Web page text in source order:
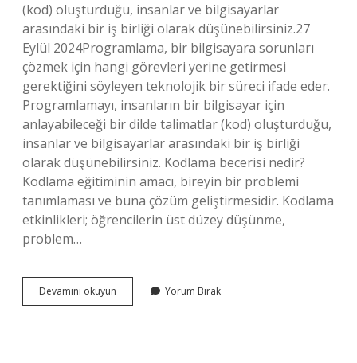
(kod) oluşturduğu, insanlar ve bilgisayarlar
arasındaki bir iş birliği olarak düşünebilirsiniz.27
Eylül 2024Programlama, bir bilgisayara sorunları
çözmek için hangi görevleri yerine getirmesi
gerektiğini söyleyen teknolojik bir süreci ifade eder.
Programlamayı, insanların bir bilgisayar için
anlayabileceği bir dilde talimatlar (kod) oluşturduğu,
insanlar ve bilgisayarlar arasındaki bir iş birliği
olarak düşünebilirsiniz. Kodlama becerisi nedir?
Kodlama eğitiminin amacı, bireyin bir problemi
tanımlaması ve buna çözüm geliştirmesidir. Kodlama
etkinlikleri; öğrencilerin üst düzey düşünme,
problem…
Devamını okuyun Programlama
Becerisi
Yorum Bırak